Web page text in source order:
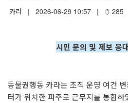
카라 | 2026-06-29 10:57 | 285
시민 문의 및 제보 응
동물권행동 카라는 조직 운영 여건
터가 위치한 파주로 근무지를 통합하